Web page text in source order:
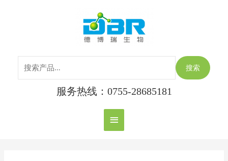
主
菜
单
搜索
服务热线：0755-28685181